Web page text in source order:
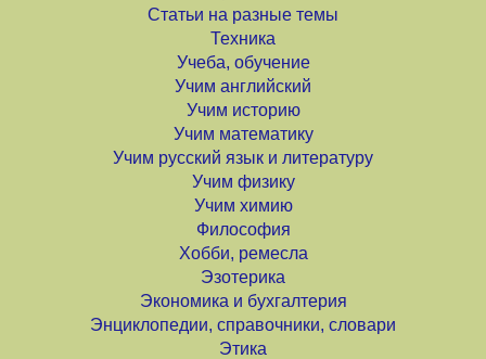
Статьи на разные темы
Техника
Учеба, обучение
Учим английский
Учим историю
Учим математику
Учим русский язык и литературу
Учим физику
Учим химию
Философия
Хобби, ремесла
Эзотерика
Экономика и бухгалтерия
Энциклопедии, справочники, словари
Этика